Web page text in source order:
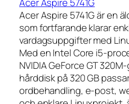
Acer Aspire 5741G är en
som fortfarande klarar
vardagsuppgifter med
Med en Intel Core i5-
NVIDIA GeForce GT
hårddisk på 320 GB
ordbehandling, e-post,